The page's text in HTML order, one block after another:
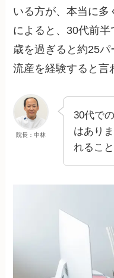
いる方が、本当に多
によると、30代前
歳を過ぎると約25
流産を経験すると言
院長：中林
30代で
はあり
れるこ